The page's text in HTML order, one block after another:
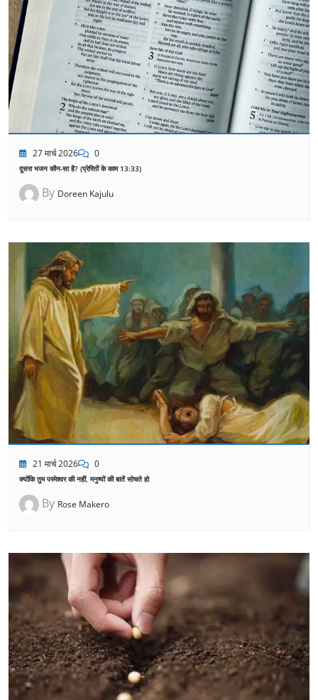
27 मार्च 2026 0
दूसरा भजन कौन-सा है? (प्रेरितों के काम 13:33)
By Doreen Kajulu
21 मार्च 2026 0
क्योंकि तुम परमेश्वर की नहीं, मनुष्यों की बातें सोचते हो
By Rose Makero